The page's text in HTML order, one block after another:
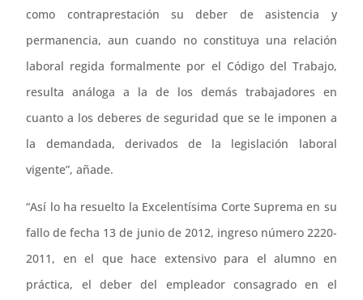
como contraprestación su deber de asistencia y
permanencia, aun cuando no constituya una relación
laboral regida formalmente por el Código del Trabajo,
resulta análoga a la de los demás trabajadores en
cuanto a los deberes de seguridad que se le imponen a
la demandada, derivados de la legislación laboral
vigente”, añade.
“Así lo ha resuelto la Excelentísima Corte Suprema en su
fallo de fecha 13 de junio de 2012, ingreso número 2220-
2011, en el que hace extensivo para el alumno en
práctica, el deber del empleador consagrado en el